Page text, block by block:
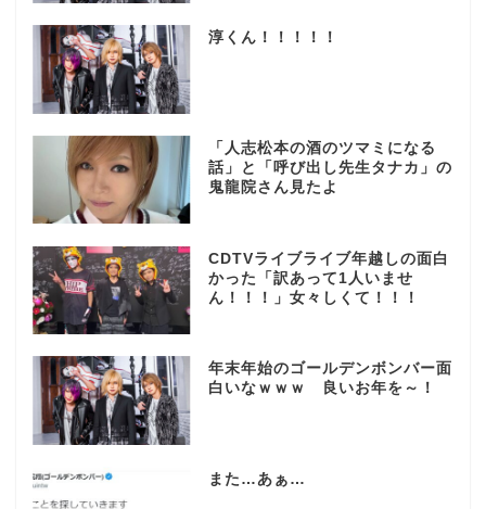
淳くん！！！！！
「人志松本の酒のツマミになる
話」と「呼び出し先生タナカ」の
鬼龍院さん見たよ
CDTVライブライブ年越しの面白
かった「訳あって1人いませ
ん！！！」女々しくて！！！
年末年始のゴールデンボンバー面
白いなｗｗｗ 良いお年を～！
また…あぁ…